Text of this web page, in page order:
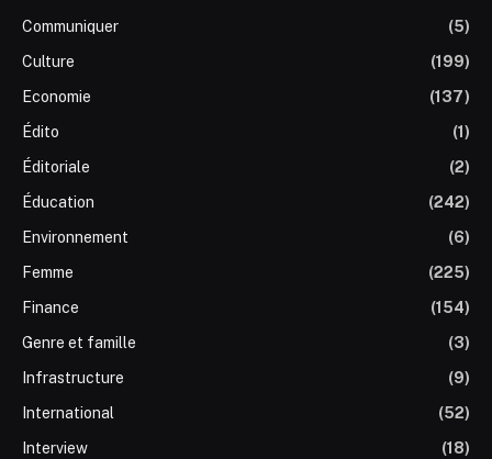
Communiquer
(5)
Culture
(199)
Economie
(137)
Édito
(1)
Éditoriale
(2)
Éducation
(242)
Environnement
(6)
Femme
(225)
Finance
(154)
Genre et famille
(3)
Infrastructure
(9)
International
(52)
Interview
(18)